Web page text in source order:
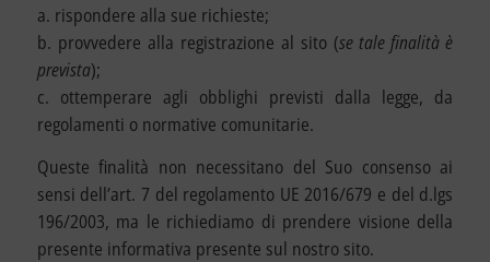
a. rispondere alla sue richieste;
b. provvedere alla registrazione al sito (se tale finalità è
prevista);
c. ottemperare agli obblighi previsti dalla legge, da
regolamenti o normative comunitarie.
Queste finalità non necessitano del Suo consenso ai
sensi dell’art. 7 del regolamento UE 2016/679 e del d.lgs
196/2003, ma le richiediamo di prendere visione della
presente informativa presente sul nostro sito.